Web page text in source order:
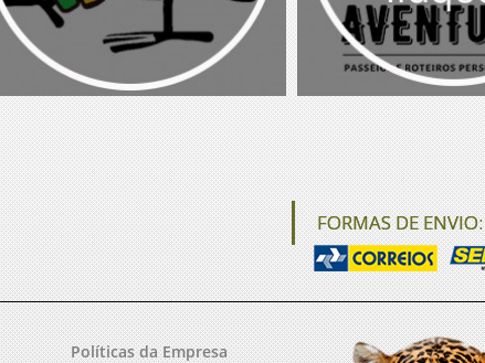
FORMAS DE ENVIO:
Políticas da Empresa